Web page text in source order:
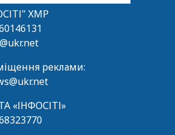
ХМР
реклами:
«ІНФОСІТІ»